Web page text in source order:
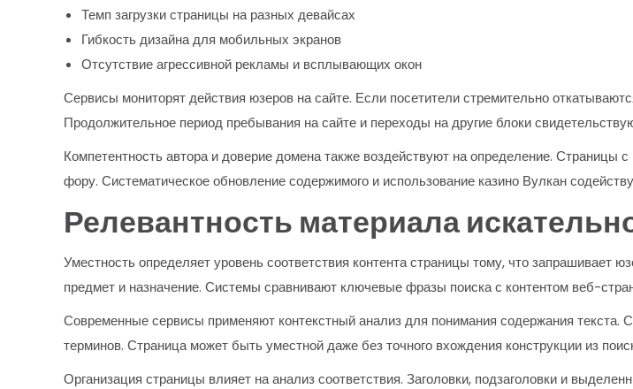
Темп загрузки страницы на разных девайсах
Гибкость дизайна для мобильных экранов
Отсутствие агрессивной рекламы и всплывающих окон
Сервисы мониторят действия юзеров на сайте. Если посетители стремительно
Продолжительное период пребывания на сайте и переходы на другие блоки
Компетентность автора и доверие домена также воздействуют на определение.
фору. Систематическое обновление содержимого и использование казино Вулкан
Релевантность материала
Уместность определяет уровень соответствия контента страницы тому, что
предмет и назначение. Системы сравнивают ключевые фразы поиска с контентом веб-
Современные сервисы применяют контекстный анализ для понимания содержания текста.
терминов. Страница может быть уместной даже без точного вхождения конструкции из
Организация страницы влияет на анализ соответствия. Заголовки, подзаголовки и